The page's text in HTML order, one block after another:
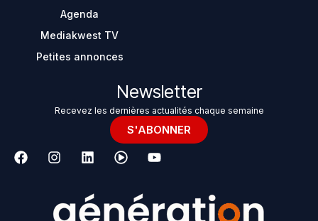
Agenda
Mediakwest TV
Petites annonces
Newsletter
Recevez les dernières actualités chaque semaine
S'ABONNER